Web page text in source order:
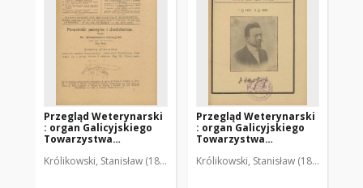
Przegląd Weterynarski
: organ Galicyjskiego
Towarzystwa
czasopismo
Królikowski, Stanisław (1853-1924). Red.
Przegląd Weterynarski
: organ Galicyjskiego
Towarzystwa
czasopismo
Królikowski, Stanisław (1853-1924).